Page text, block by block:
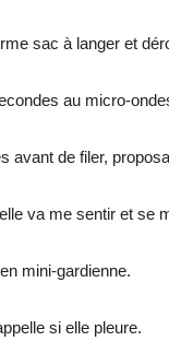
sac à langer et
au micro-
de filer,
va me sentir et se
mini-gardienne.
si elle pleure.